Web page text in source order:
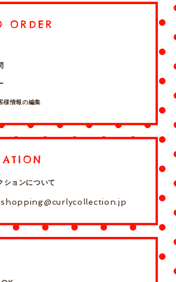
ORDER
様情報の編集
ションについて
shopping@curlycollection.jp